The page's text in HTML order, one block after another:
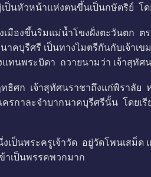
ป็นหัวหน้าแห่งตนขึ้นเป็นกษัตริย์ โ
งขึ้นริมแม่น้ำโขงฝั่งตะวันตก ตร
าคบุรีศรี เป็นทางไมตรีกันกับเจ้า
ทนพระบิดา ถวายนามว่า เจ้าสุ
ก เจ้าสุทัศนราชาถึงแก่พิราลัย ห
กาละจำบากนาคบุรีศรีนั้น โดยเ
พระครูเจ้าวัด อยู่วัดโพนเสม็ด
าเป็นพรรคพวกมาก